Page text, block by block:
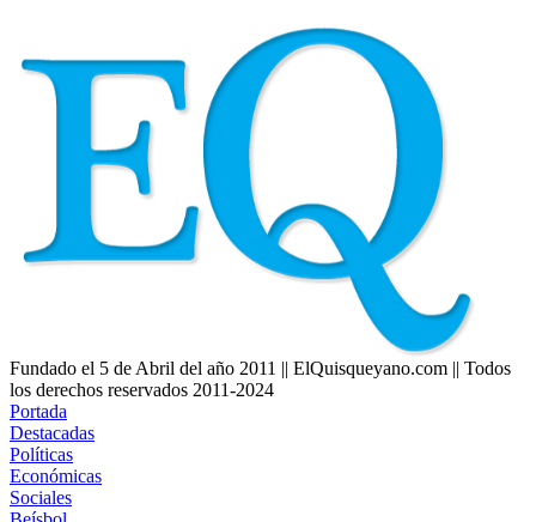
Fundado el 5 de Abril del año 2011 || ElQuisqueyano.com || Todos
los derechos reservados 2011-2024
Portada
Destacadas
Políticas
Económicas
Sociales